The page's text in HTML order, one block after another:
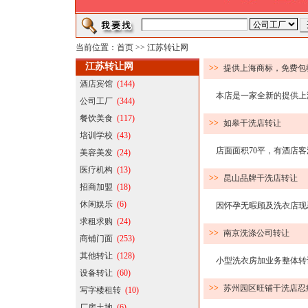
当前位置： 首页 >> 江苏转让网
江苏转让网
酒店宾馆 (144)
公司工厂 (344)
餐饮美食 (117)
培训学校 (43)
美容美发 (24)
医疗机构 (13)
招商加盟 (18)
休闲娱乐 (6)
求租求购 (24)
商铺门面 (253)
其他转让 (128)
设备转让 (60)
写字楼租转 (10)
>> 提供上海商标，免费
本店是一家全新的提供上
>> 如皋干洗店转让
店面面积70平，有酒店客
>> 昆山品牌干洗店转让
因怀孕无暇顾及洗衣店现
>> 南京洗涤公司转让
小型洗衣房加业务整体转
>> 苏州园区旺铺干洗店